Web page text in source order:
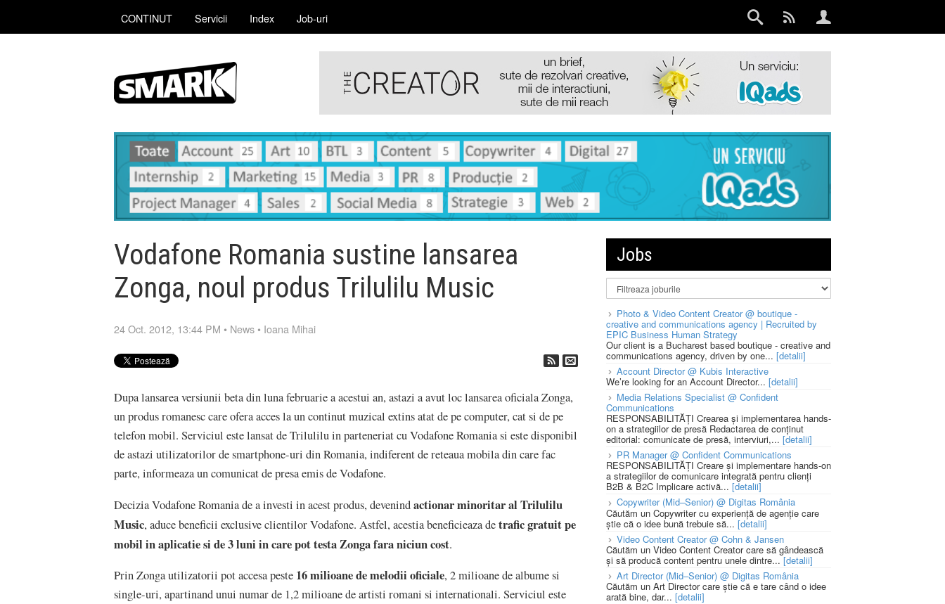
CONTINUT Servicii Index Job-uri
Vodafone Romania sustine lansarea
Zonga, noul produs Trilulilu Music
24 Oct. 2012, 13:44 PM • News • Ioana Mihai
Dupa lansarea versiunii beta din luna februarie a acestui an, astazi a avut loc lansarea oficiala Zonga,
un produs romanesc care ofera acces la un continut muzical extins atat de pe computer, cat si de pe
telefon mobil. Serviciul este lansat de Trilulilu in parteneriat cu Vodafone Romania si este disponibil
de astazi utilizatorilor de smartphone-uri din Romania, indiferent de reteaua mobila din care fac
parte, informeaza un comunicat de presa emis de Vodafone.
Decizia Vodafone Romania de a investi in acest produs, devenindactionar minoritar al Trilulilu
Music, aduce beneficii exclusive clientilor Vodafone. Astfel, acestia beneficieaza detrafic gratuit pe
mobil in aplicatie si de 3 luni in care pot testa Zonga fara niciun cost.
Prin Zonga utilizatorii pot accesa peste 16 milioane de melodii oficiale, 2 milioane de albume si
single-uri, apartinand unui numar de 1,2 milioane de artisti romani si internationali. Serviciul este
Jobs
Photo & Video Content Creator @ boutique -
creative and communications agency | Recruited by
EPIC Business Human Strategy
Our client is a Bucharest based boutique - creative and
communications agency, driven by one... [detalii]
Account Director @ Kubis Interactive
We’re looking for an Account Director... [detalii]
Media Relations Specialist @ Confident
Communications
RESPONSABILITĂȚI Crearea și implementarea hands-
on a strategiilor de presă Redactarea de conținut
editorial: comunicate de presă, interviuri,... [detalii]
PR Manager @ Confident Communications
RESPONSABILITĂȚI Creare și implementare hands-on
a strategiilor de comunicare integrată pentru clienți
B2B & B2C Implicare activă... [detalii]
Copywriter (Mid–Senior) @ Digitas România
Căutăm un Copywriter cu experiență de agenție care
știe că o idee bună trebuie să... [detalii]
Video Content Creator @ Cohn & Jansen
Căutăm un Video Content Creator care să gândească
și să producă content pentru unele dintre...[detalii]
Art Director (Mid–Senior) @ Digitas România
Căutăm un Art Director care știe că e tare când o idee
arată bine, dar... [detalii]